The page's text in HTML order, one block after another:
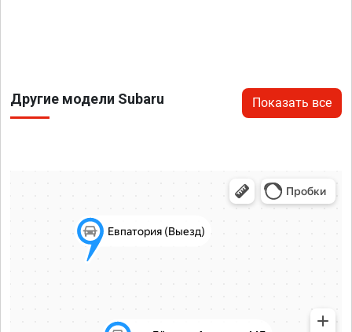
Другие модели Subaru Показать все